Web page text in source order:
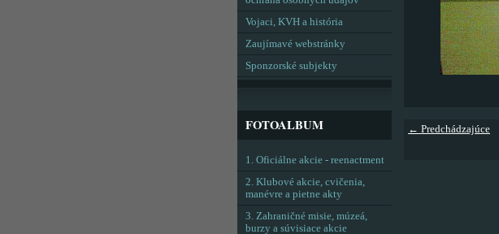
← Predchádzajúce
Vojaci, KVH a história
Zaujímavé webstránky
Sponzorské subjekty
FOTOALBUM
1. Oficiálne akcie - reenactment
2. Klubové akcie, cvičenia,
manévre a pietne akty
3. Zahraničné misie, múzeá,
burzy a súvisiace akcie